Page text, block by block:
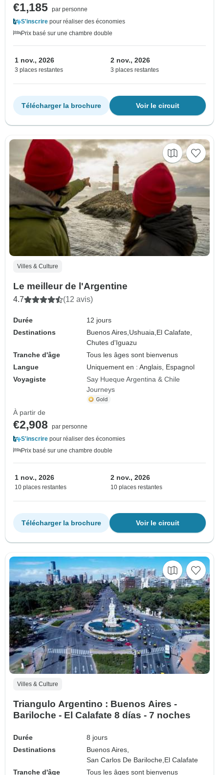
€1,185 par personne
S'inscrire pour réaliser des économies
Prix basé sur une chambre double
1 nov., 2026
3 places restantes
2 nov., 2026
3 places restantes
Voir le circuit
Télécharger la brochure
Villes & Culture
Le meilleur de l'Argentine
4.7 (12 avis)
Durée
12 jours
Destinations
Buenos Aires,Ushuaia,El Calafate,
Chutes d'Iguazu
Tranche d'âge
Tous les âges sont bienvenus
Langue
Uniquement en : Anglais, Espagnol
Voyagiste
Say Hueque Argentina & Chile
Journeys
À partir de
€2,908
par personne
S'inscrire pour réaliser des économies
Prix basé sur une chambre double
1 nov., 2026
10 places restantes
2 nov., 2026
10 places restantes
Voir le circuit
Télécharger la brochure
Villes & Culture
Triangulo Argentino : Buenos Aires -
Bariloche - El Calafate 8 días - 7 noches
Durée
8 jours
Destinations
Buenos Aires,
San Carlos De Bariloche, El Calafate
Tranche d'âge
Tous les âges sont bienvenus